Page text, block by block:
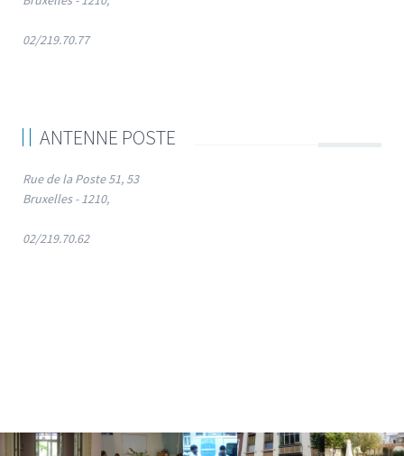
02/219.70.77
ANTENNE POSTE
Rue de la Poste 51, 53
Bruxelles - 1210,
02/219.70.62